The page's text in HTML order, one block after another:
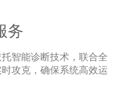
务
智能诊断技术，联合全
攻克，确保系统高效运